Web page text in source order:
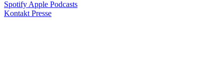
Spotify Apple Podcasts
Kontakt Presse